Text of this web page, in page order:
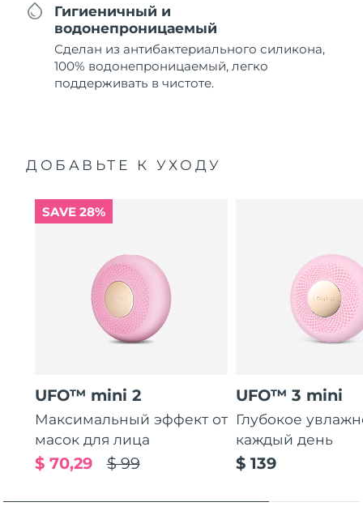
Гигиеничный и
водонепроницаемый
Сделан из антибактериального силикона,
100% водонепроницаемый, легко
поддерживать в чистоте.
ДОБАВЬТЕ К УХОДУ
SAVE 28%
UFO™ mini 2
Максимальный эффект от
масок для лица
$ 99
$ 70,29
UFO™ 3 mini
Глубокое
каждый день
$ 139